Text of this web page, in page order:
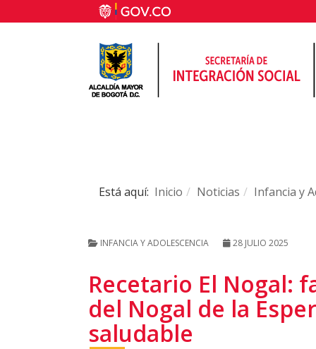
Está aquí: Inicio Noticias Infancia y
INFANCIA Y ADOLESCENCIA 28 JULIO 2025
Recetario El Nogal:
del Nogal de la
saludable